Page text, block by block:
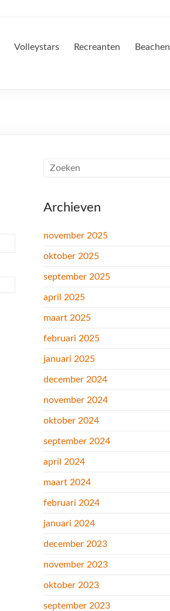
Volleystars Recreanten Beachen
Archieven
november 2025
oktober 2025
september 2025
april 2025
maart 2025
februari 2025
januari 2025
december 2024
november 2024
oktober 2024
september 2024
april 2024
maart 2024
februari 2024
januari 2024
december 2023
november 2023
oktober 2023
september 2023